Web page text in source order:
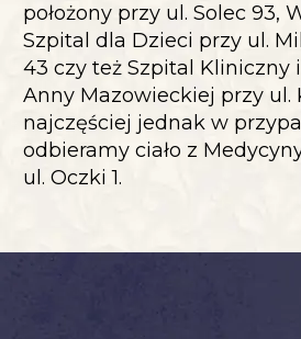
położony przy ul. Solec 93,
Szpital dla Dzieci przy ul.
43 czy też Szpital Kliniczny
Anny Mazowieckiej przy ul.
najczęściej jednak w
odbieramy ciało z
ul. Oczki 1.